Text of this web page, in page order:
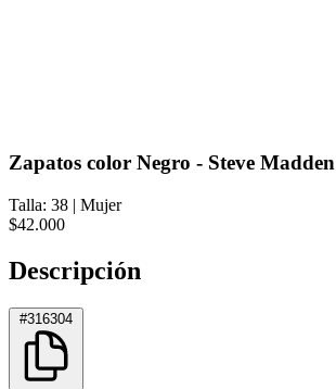
Zapatos color Negro - Steve
Talla: 38 | Mujer
$42.000
Descripción
#316304